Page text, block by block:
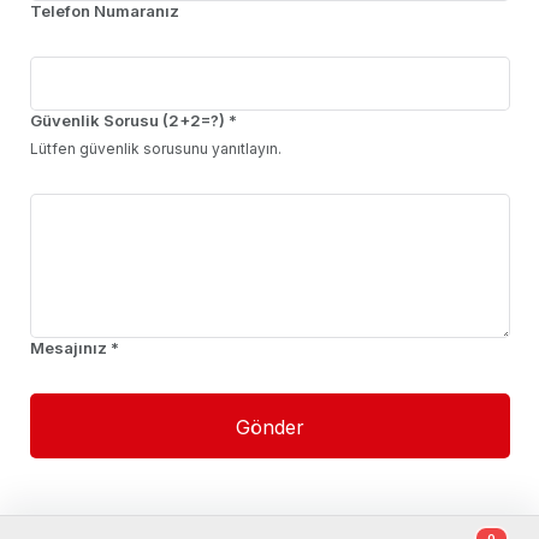
Telefon Numaranız
Güvenlik Sorusu (2+2=?) *
Lütfen güvenlik sorusunu yanıtlayın.
Mesajınız *
Gönder